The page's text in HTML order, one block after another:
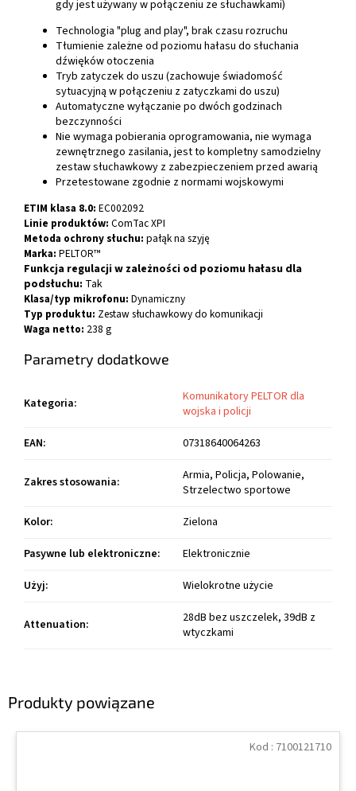
Produkty powiązane
Kod : 7100121710
gdy jest używany w połączeniu ze słuchawkami)
Technologia "plug and play", brak czasu rozruchu
Tłumienie zależne od poziomu hałasu do słuchania
dźwięków otoczenia
Tryb zatyczek do uszu (zachowuje świadomość
sytuacyjną w połączeniu z zatyczkami do uszu)
Automatyczne wyłączanie po dwóch godzinach
bezczynności
Nie wymaga pobierania oprogramowania, nie wymaga
zewnętrznego zasilania, jest to kompletny samodzielny
zestaw słuchawkowy z zabezpieczeniem przed awarią
Przetestowane zgodnie z normami wojskowymi
ETIM klasa 8.0: EC002092
Linie produktów: ComTac XPI
Metoda ochrony słuchu: pałąk na szyję
Marka: PELTOR™
Funkcja regulacji w zależności od poziomu hałasu dla
podsłuchu: Tak
Klasa/typ mikrofonu: Dynamiczny
Typ produktu: Zestaw słuchawkowy do komunikacji
Waga netto: 238 g
Parametry dodatkowe
Kategoria:
Komunikatory PELTOR dla
wojska i policji
EAN: 07318640064263
Zakres stosowania:
Armia, Policja, Polowanie,
Strzelectwo sportowe
Kolor:
Zielona
Pasywne lub elektroniczne:
Elektronicznie
Użyj: Wielokrotne użycie
Attenuation:
28dB bez uszczelek, 39dB z
wtyczkami